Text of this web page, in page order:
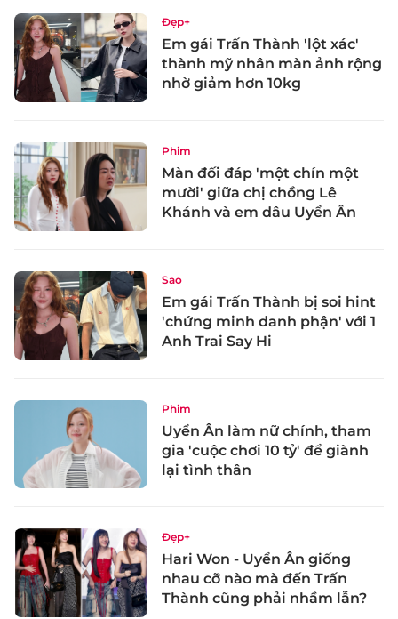
Đẹp+
Em gái Trấn Thành 'lột xác'
thành mỹ nhân màn ảnh rộng
nhờ giảm hơn 10kg
Phim
Màn đối đáp 'một chín một
mười' giữa chị chồng Lê
Khánh và em dâu Uyển Ân
Sao
Em gái Trấn Thành bị soi hint
'chứng minh danh phận' với 1
Anh Trai Say Hi
Phim
Uyển Ân làm nữ chính, tham
gia 'cuộc chơi 10 tỷ' để giành
lại tình thân
Đẹp+
Hari Won - Uyển Ân giống
nhau cỡ nào mà đến Trấn
Thành cũng phải nhầm lẫn?